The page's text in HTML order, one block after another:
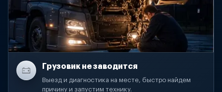
Грузовик не заводится
Выезд и диагностика на месте, быстро найдем
причину и запустим технику.